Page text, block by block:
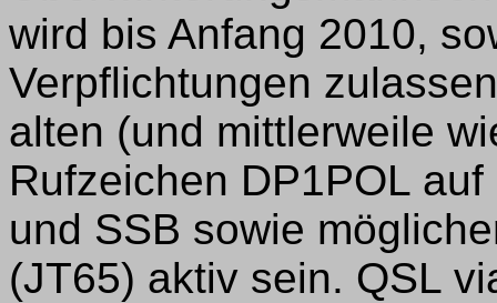
wird bis Anfang 2010,
Verpflichtungen
alten (und mittlerweile
Rufzeichen DP1POL
und SSB sowie
(JT65) aktiv sein. QSL